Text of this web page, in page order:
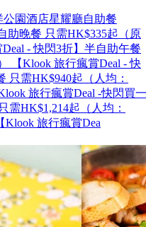
園酒店星耀廳自助餐
助晚餐 只需HK$335起（原
- 快閃3折】半自助午餐
【Klook 旅行瘋賞Deal - 快
只需HK$940起（人均：
旅行瘋賞Deal -快閃買一
需HK$1,214起（人均：
Klook 旅行瘋賞Dea